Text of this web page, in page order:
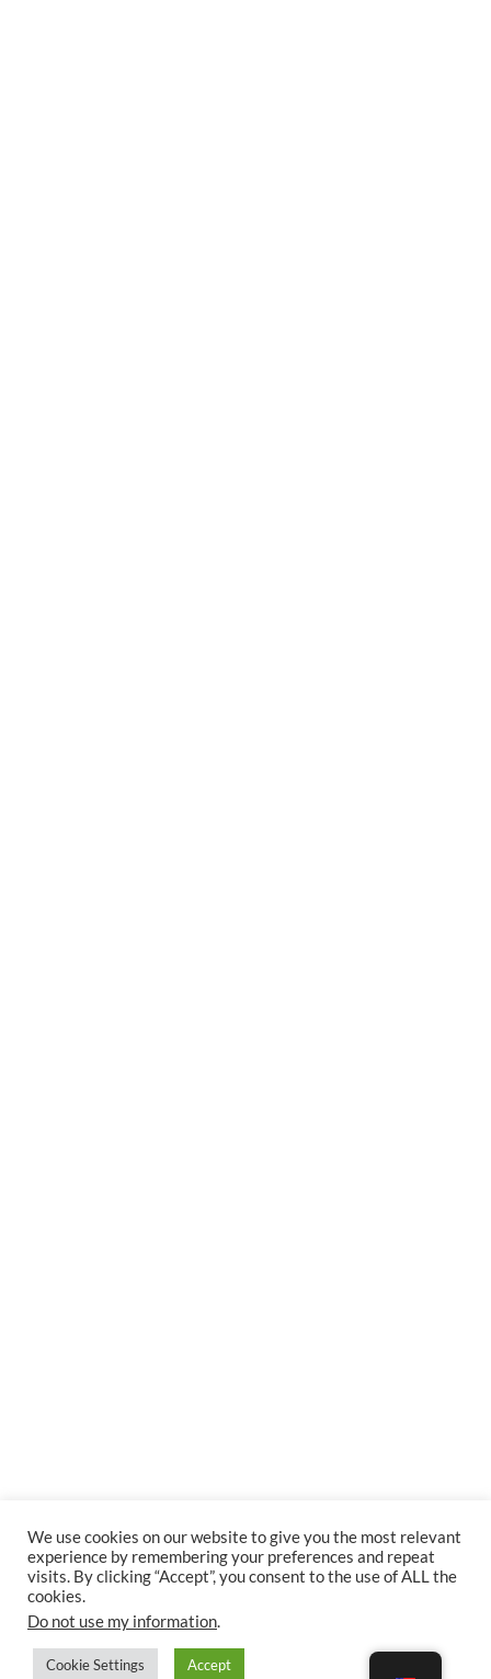
We use cookies on our website to give you the most relevant
experience by remembering your preferences and repeat
visits. By clicking “Accept”, you consent to the use of ALL the
cookies.
Do not use my information.
Cookie Settings Accept